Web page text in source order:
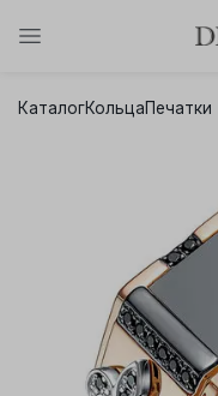
КаталогКольцаПечатки